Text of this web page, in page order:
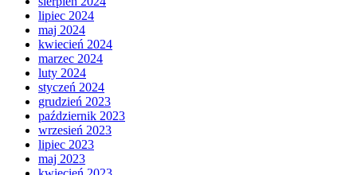
lipiec 2024
maj 2024
kwiecień 2024
marzec 2024
luty 2024
styczeń 2024
grudzień 2023
październik 2023
wrzesień 2023
lipiec 2023
maj 2023